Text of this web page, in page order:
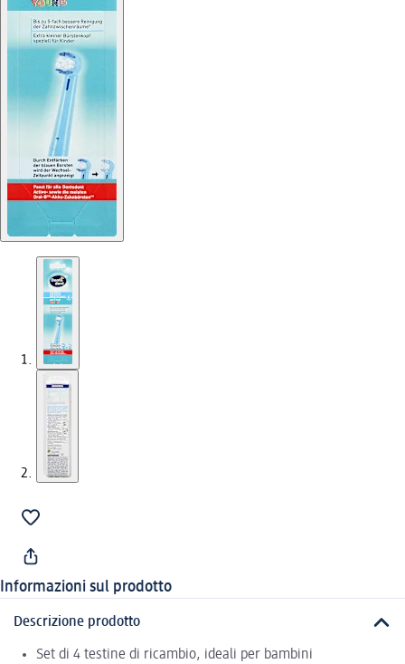
Informazioni sul prodotto
Descrizione prodotto
Set di 4 testine di ricambio, ideali per bambini